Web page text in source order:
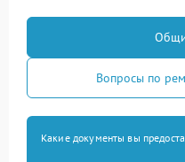
Вопросы по
Какие документы вы